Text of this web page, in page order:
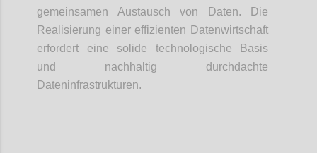
gemeinsamen Austausch von Daten. Die
Realisierung einer effizienten Datenwirtschaft
erfordert eine solide technologische Basis
und nachhaltig durchdachte
Dateninfrastrukturen.